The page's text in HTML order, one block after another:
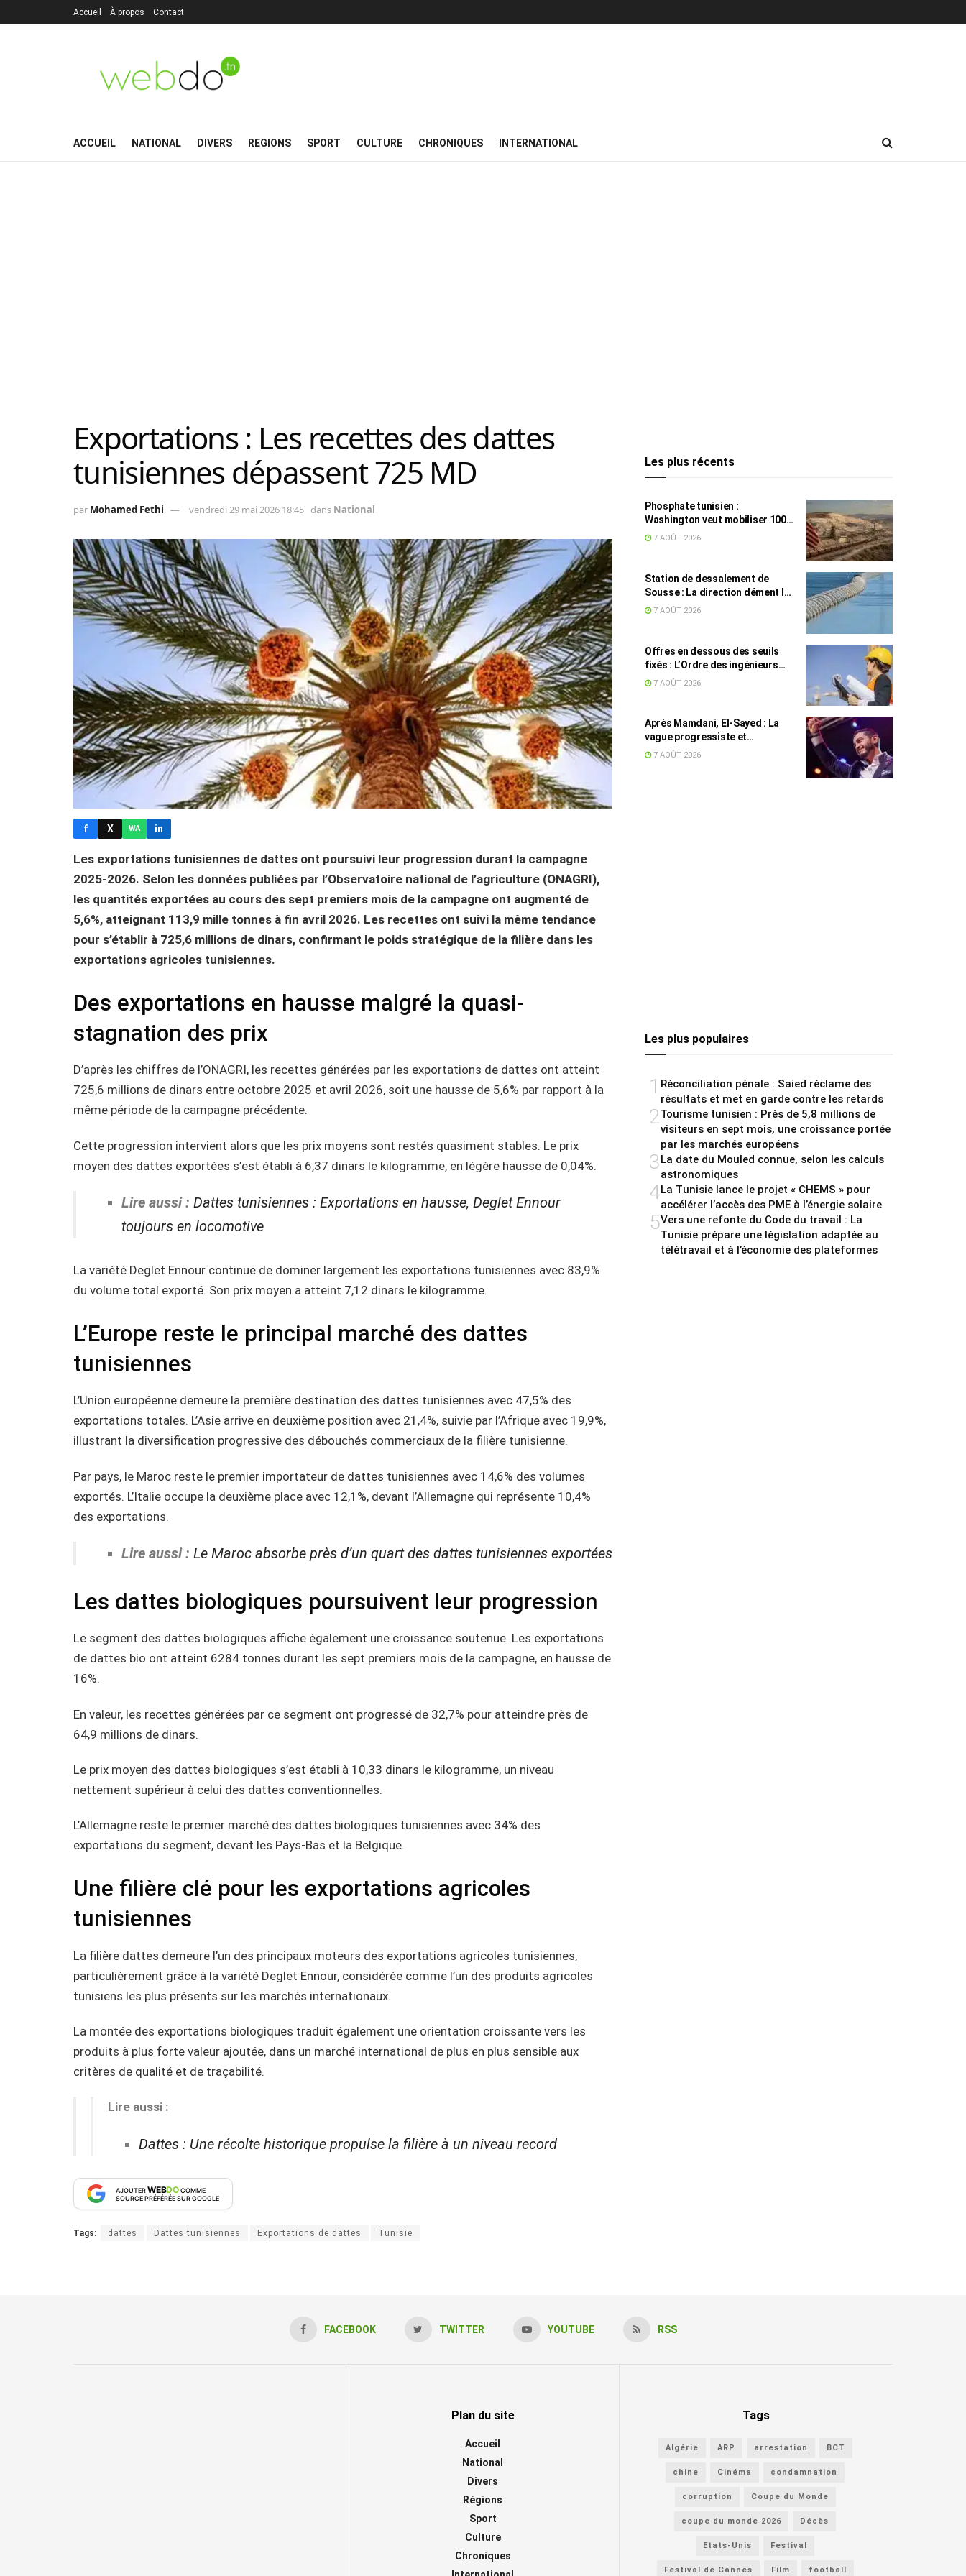
Accueil À propos Contact
ACCUEIL NATIONAL DIVERS REGIONS SPORT CULTURE CHRONIQUES INTERNATIONAL
Exportations : Les recettes des dattes
tunisiennes dépassent 725 MD
par Mohamed Fethi vendredi 29 mai 2026 18:45 dans National
f X WA in
Les exportations tunisiennes de dattes ont poursuivi leur progression durant la campagne
2025-2026. Selon les données publiées par l’Observatoire national de l’agriculture (ONAGRI),
les quantités exportées au cours des sept premiers mois de la campagne ont augmenté de
5,6%, atteignant 113,9 mille tonnes à fin avril 2026. Les recettes ont suivi la même tendance
pour s’établir à 725,6 millions de dinars, confirmant le poids stratégique de la filière dans les
exportations agricoles tunisiennes.
Des exportations en hausse malgré la quasi-
stagnation des prix
D’après les chiffres de l’ONAGRI, les recettes générées par les exportations de dattes ont atteint
725,6 millions de dinars entre octobre 2025 et avril 2026, soit une hausse de 5,6% par rapport à la
même période de la campagne précédente.
Cette progression intervient alors que les prix moyens sont restés quasiment stables. Le prix
moyen des dattes exportées s’est établi à 6,37 dinars le kilogramme, en légère hausse de 0,04%.
Lire aussi : Dattes tunisiennes : Exportations en hausse, Deglet Ennour
toujours en locomotive
La variété Deglet Ennour continue de dominer largement les exportations tunisiennes avec 83,9%
du volume total exporté. Son prix moyen a atteint 7,12 dinars le kilogramme.
L’Europe reste le principal marché des dattes
tunisiennes
L’Union européenne demeure la première destination des dattes tunisiennes avec 47,5% des
exportations totales. L’Asie arrive en deuxième position avec 21,4%, suivie par l’Afrique avec 19,9%,
illustrant la diversification progressive des débouchés commerciaux de la filière tunisienne.
Par pays, le Maroc reste le premier importateur de dattes tunisiennes avec 14,6% des volumes
exportés. L’Italie occupe la deuxième place avec 12,1%, devant l’Allemagne qui représente 10,4%
des exportations.
Lire aussi : Le Maroc absorbe près d’un quart des dattes tunisiennes exportées
Les dattes biologiques poursuivent leur progression
Le segment des dattes biologiques affiche également une croissance soutenue. Les exportations
de dattes bio ont atteint 6284 tonnes durant les sept premiers mois de la campagne, en hausse de
16%.
En valeur, les recettes générées par ce segment ont progressé de 32,7% pour atteindre près de
64,9 millions de dinars.
Le prix moyen des dattes biologiques s’est établi à 10,33 dinars le kilogramme, un niveau
nettement supérieur à celui des dattes conventionnelles.
L’Allemagne reste le premier marché des dattes biologiques tunisiennes avec 34% des
exportations du segment, devant les Pays-Bas et la Belgique.
Une filière clé pour les exportations agricoles
tunisiennes
La filière dattes demeure l’un des principaux moteurs des exportations agricoles tunisiennes,
particulièrement grâce à la variété Deglet Ennour, considérée comme l’un des produits agricoles
tunisiens les plus présents sur les marchés internationaux.
La montée des exportations biologiques traduit également une orientation croissante vers les
produits à plus forte valeur ajoutée, dans un marché international de plus en plus sensible aux
critères de qualité et de traçabilité.
Lire aussi :
Dattes : Une récolte historique propulse la filière à un niveau record
AJOUTERWEBDOCOMME
SOURCE PRÉFÉRÉE SUR GOOGLE
Tags: dattes Dattes tunisiennes Exportations de dattes Tunisie
Les plus récents
Phosphate tunisien :
Washington veut mobiliser 100
millions de dollars, avec la Chine
7 AOÛT 2026
Station de dessalement de
Sousse : La direction dément les
rumeurs sur une eau impropre à
7 AOÛT 2026
Offres en dessous des seuils
fixés : L’Ordre des ingénieurs
hausse le ton
7 AOÛT 2026
Après Mamdani, El-Sayed : La
vague progressiste et
musulmane résiste à l’argent de
7 AOÛT 2026
Les plus populaires
1 Réconciliation pénale : Saied réclame des
résultats et met en garde contre les retards
2Tourisme tunisien : Près de 5,8 millions de
visiteurs en sept mois, une croissance portée
par les marchés européens
3La date du Mouled connue, selon les calculs
astronomiques
4La Tunisie lance le projet « CHEMS » pour
accélérer l’accès des PME à l’énergie solaire
5Vers une refonte du Code du travail : La
Tunisie prépare une législation adaptée au
télétravail et à l’économie des plateformes
FACEBOOK TWITTER YOUTUBE RSS
Plan du site
Accueil
National
Divers
Régions
Sport
Culture
Chroniques
Tags
Algérie ARP arrestation BCT
chine Cinéma condamnation
corruption Coupe du Monde
coupe du monde 2026 Décès
Etats-Unis Festival
Festival de Cannes Film football